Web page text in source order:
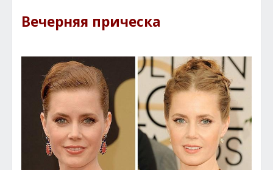
Вечерняя прическа